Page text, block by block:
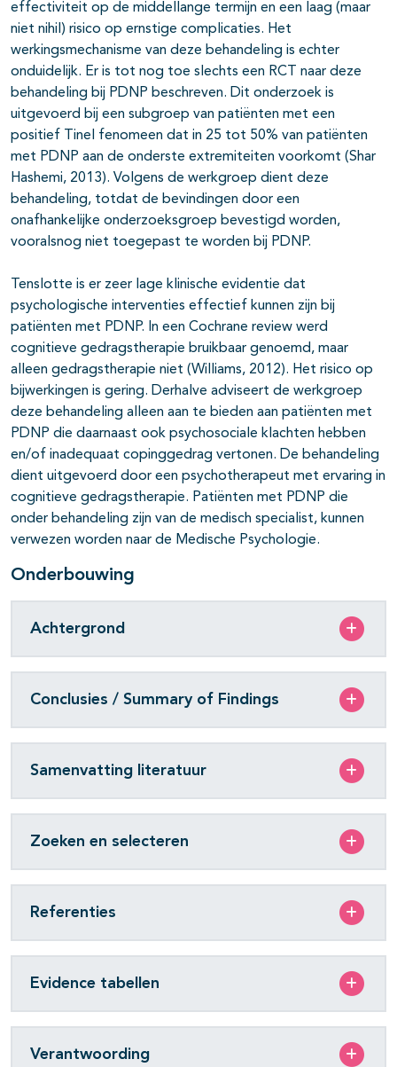
effectiviteit op de middellange termijn en een laag (maar
niet nihil) risico op ernstige complicaties. Het
werkingsmechanisme van deze behandeling is echter
onduidelijk. Er is tot nog toe slechts een RCT naar deze
behandeling bij PDNP beschreven. Dit onderzoek is
uitgevoerd bij een subgroep van patiënten met een
positief Tinel fenomeen dat in 25 tot 50% van patiënten
met PDNP aan de onderste extremiteiten voorkomt (Shar
Hashemi, 2013). Volgens de werkgroep dient deze
behandeling, totdat de bevindingen door een
onafhankelijke onderzoeksgroep bevestigd worden,
vooralsnog niet toegepast te worden bij PDNP.
Tenslotte is er zeer lage klinische evidentie dat
psychologische interventies effectief kunnen zijn bij
patiënten met PDNP. In een Cochrane review werd
cognitieve gedragstherapie bruikbaar genoemd, maar
alleen gedragstherapie niet (Williams, 2012). Het risico op
bijwerkingen is gering. Derhalve adviseert de werkgroep
deze behandeling alleen aan te bieden aan patiënten met
PDNP die daarnaast ook psychosociale klachten hebben
en/of inadequaat copinggedrag vertonen. De behandeling
dient uitgevoerd door een psychotherapeut met ervaring in
cognitieve gedragstherapie. Patiënten met PDNP die
onder behandeling zijn van de medisch specialist, kunnen
verwezen worden naar de Medische Psychologie.
Onderbouwing
Achtergrond
Conclusies / Summary of Findings
Samenvatting literatuur
Zoeken en selecteren
Referenties
Evidence tabellen
Verantwoording